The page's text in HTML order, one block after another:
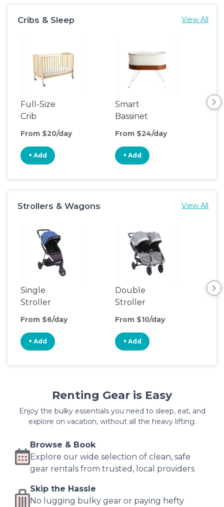
Cribs & Sleep View All
Full-Size
Crib
From $20/day
+ Add
Smart
Bassinet
From $24/day
+ Add
Strollers & Wagons View All
Single
Stroller
From $6/day
+ Add
Double
Stroller
From $10/day
+ Add
Renting Gear is Easy
Enjoy the bulky essentials you need to sleep, eat, and
explore on vacation, without all the heavy lifting.
Browse & Book
Explore our wide selection of clean, safe
gear rentals from trusted, local providers
Skip the Hassle
No lugging bulky gear or paying hefty